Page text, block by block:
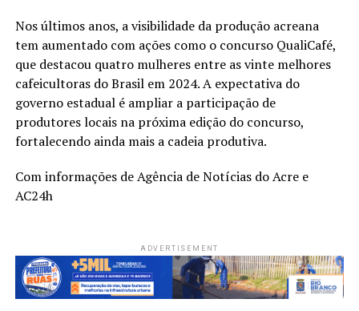
Nos últimos anos, a visibilidade da produção acreana
tem aumentado com ações como o concurso QualiCafé,
que destacou quatro mulheres entre as vinte melhores
cafeicultoras do Brasil em 2024. A expectativa do
governo estadual é ampliar a participação de
produtores locais na próxima edição do concurso,
fortalecendo ainda mais a cadeia produtiva.
Com informações de Agência de Notícias do Acre e
AC24h
ADVERTISEMENT